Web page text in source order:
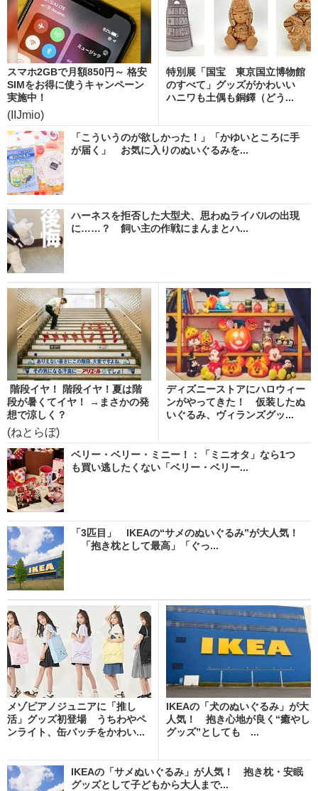
スマホ2GBで月額850円～ 格安
SIMをお得に使うキャンペーン
実施中！
(IIJmio)
特別展「国宝 東京国立博物館
のすべて」グッズがかわいい
ハニワも土偶も銅鐸（どう...
「こういうのが欲しかった！」「かゆいところに手
が届く」 お気に入りのぬいぐるみを...
ハーネスを拒否した大型犬、思わぬライバルの出現
に……？ 飼い主の作戦にまんまとハ...
階段イヤ！ 階段イヤ！夏は階
段が暑くてイヤ！ →まさかの発
想で涼しく？
(ねとらぼ)
ディズニーストアにハロウィー
ンがやってきた！ 仮装したぬ
いぐるみ、ヴィランズグッ...
ベリー・ベリー・ミニー！：「ミニオタ」なら1つ
も買い逃したくない「ベリー・ベリー...
「3匹目」 IKEAの“サメのぬいぐるみ”が大人気！
「抱き枕として最高」「ぐっ...
メゾピアノジュニアに「推し
活」グッズ初登場 うちわやペ
ンライト、缶バッチをかわい...
IKEAの「犬のぬいぐるみ」が大
人気！ 抱き心地が良く“癒やし
グッズ”としても ...
IKEAの「サメぬいぐるみ」が人気！ 抱き枕・安眠
グッズとして子どもから大人まで...